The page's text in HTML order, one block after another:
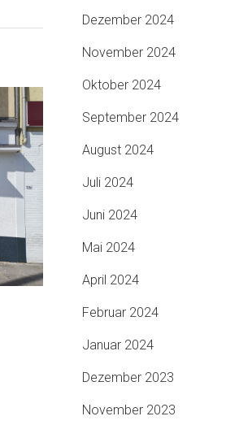
Dezember 2024
November 2024
Oktober 2024
September 2024
August 2024
Juli 2024
Juni 2024
Mai 2024
April 2024
Februar 2024
Januar 2024
Dezember 2023
November 2023